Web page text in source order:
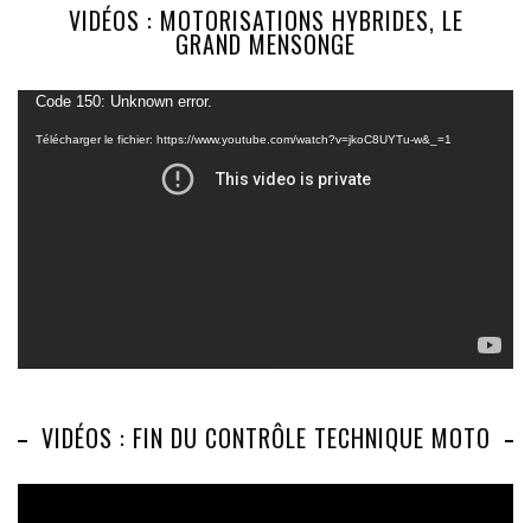
VIDÉOS : MOTORISATIONS HYBRIDES, LE
GRAND MENSONGE
Lecteur
vidéo
Code 150: Unknown error.
Télécharger le fichier: https://www.youtube.com/watch?v=jkoC8UYTu-w&_=1
VIDÉOS : FIN DU CONTRÔLE TECHNIQUE MOTO